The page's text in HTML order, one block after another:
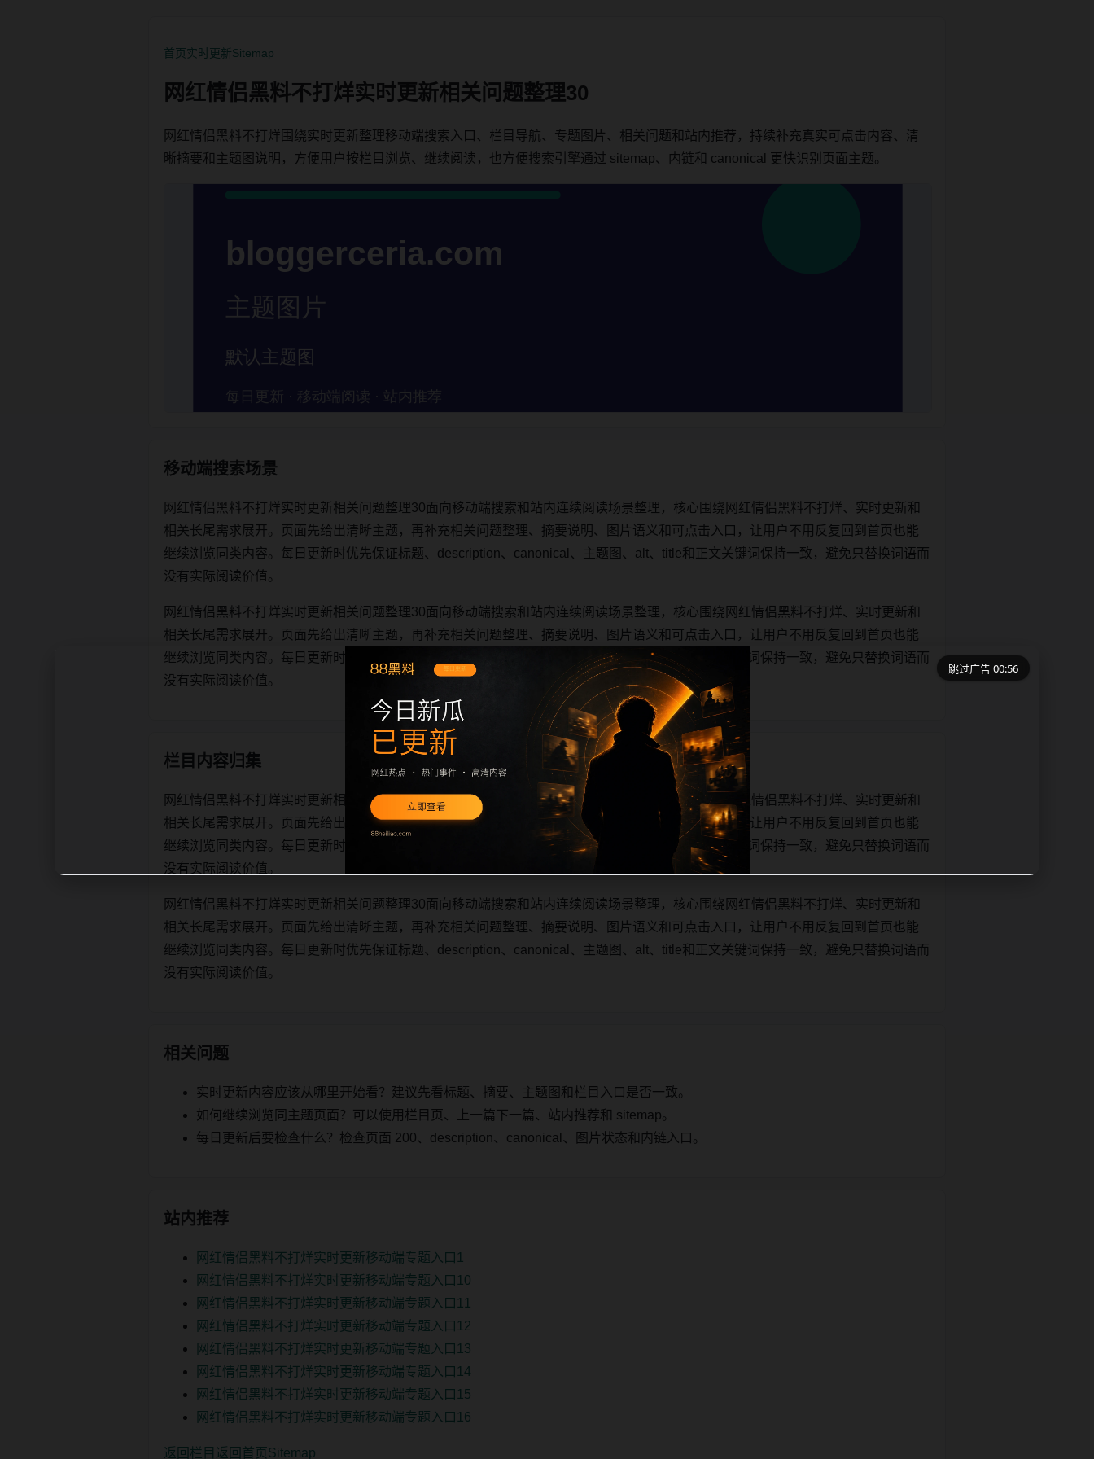
首页实时更新Sitemap
网红情侣黑料不打烊实时更新相关问题整理30
网红情侣黑料不打烊围绕实时更新整理移动端搜索入口、栏目导航、专题图片、相关问题和站内推荐，持续补充真实可点击内容、清
晰摘要和主题图说明，方便用户按栏目浏览、继续阅读，也方便搜索引擎通过 sitemap、内链和 canonical 更快识别页面主题。
移动端搜索场景
网红情侣黑料不打烊实时更新相关问题整理30面向移动端搜索和站内连续阅读场景整理，核心围绕网红情侣黑料不打烊、实时更新和
相关长尾需求展开。页面先给出清晰主题，再补充相关问题整理、摘要说明、图片语义和可点击入口，让用户不用反复回到首页也能
继续浏览同类内容。每日更新时优先保证标题、description、canonical、主题图、alt、title和正文关键词保持一致，避免只替换词语而
没有实际阅读价值。
网红情侣黑料不打烊实时更新相关问题整理30面向移动端搜索和站内连续阅读场景整理，核心围绕网红情侣黑料不打烊、实时更新和
相关长尾需求展开。页面先给出清晰主题，再补充相关问题整理、摘要说明、图片语义和可点击入口，让用户不用反复回到首页也能
继续浏览同类内容。每日更新时优先保证标题、description、canonical、主题图、alt、title和正文关键词保持一致，避免只替换词语而
没有实际阅读价值。
栏目内容归集
网红情侣黑料不打烊实时更新相关问题整理30面向移动端搜索和站内连续阅读场景整理，核心围绕网红情侣黑料不打烊、实时更新和
相关长尾需求展开。页面先给出清晰主题，再补充相关问题整理、摘要说明、图片语义和可点击入口，让用户不用反复回到首页也能
继续浏览同类内容。每日更新时优先保证标题、description、canonical、主题图、alt、title和正文关键词保持一致，避免只替换词语而
没有实际阅读价值。
网红情侣黑料不打烊实时更新相关问题整理30面向移动端搜索和站内连续阅读场景整理，核心围绕网红情侣黑料不打烊、实时更新和
相关长尾需求展开。页面先给出清晰主题，再补充相关问题整理、摘要说明、图片语义和可点击入口，让用户不用反复回到首页也能
继续浏览同类内容。每日更新时优先保证标题、description、canonical、主题图、alt、title和正文关键词保持一致，避免只替换词语而
没有实际阅读价值。
相关问题
实时更新内容应该从哪里开始看？建议先看标题、摘要、主题图和栏目入口是否一致。
如何继续浏览同主题页面？可以使用栏目页、上一篇下一篇、站内推荐和 sitemap。
每日更新后要检查什么？检查页面 200、description、canonical、图片状态和内链入口。
站内推荐
网红情侣黑料不打烊实时更新移动端专题入口1
网红情侣黑料不打烊实时更新移动端专题入口10
网红情侣黑料不打烊实时更新移动端专题入口11
网红情侣黑料不打烊实时更新移动端专题入口12
网红情侣黑料不打烊实时更新移动端专题入口13
网红情侣黑料不打烊实时更新移动端专题入口14
网红情侣黑料不打烊实时更新移动端专题入口15
网红情侣黑料不打烊实时更新移动端专题入口16
返回栏目 返回首页 Sitemap
跳过广告 00:56